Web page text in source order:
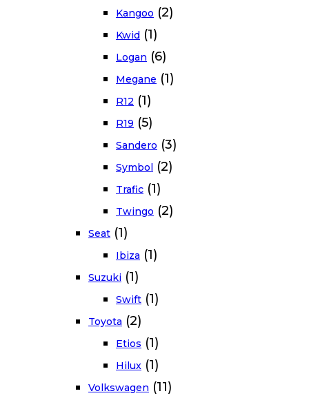
Kangoo (2)
Kwid (1)
Logan (6)
Megane (1)
R12 (1)
R19 (5)
Sandero (3)
Symbol (2)
Trafic (1)
Twingo (2)
Seat (1)
Ibiza (1)
Suzuki (1)
Swift (1)
Toyota (2)
Etios (1)
Hilux (1)
Volkswagen (11)